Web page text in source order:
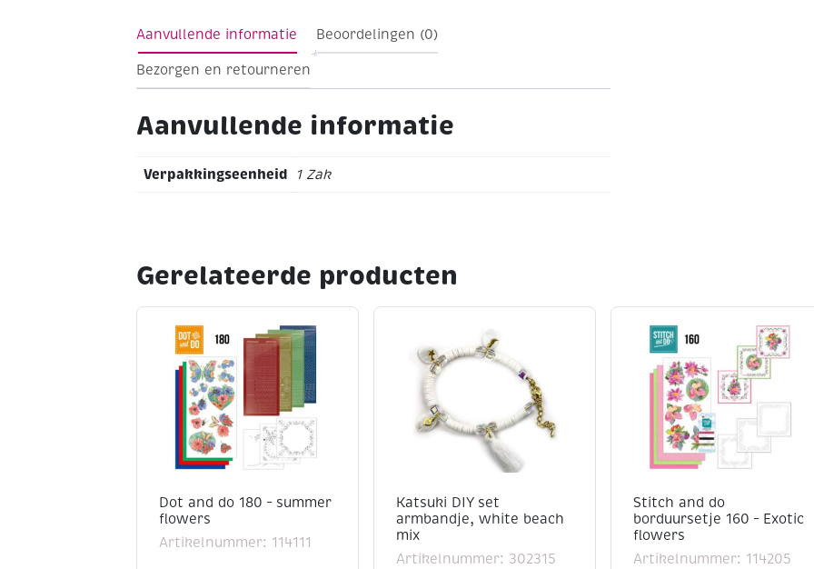
Aanvullende informatie Beoordelingen (0)
Bezorgen en retourneren
Aanvullende informatie
Verpakkingseenheid 1 Zak
Gerelateerde producten
Dot and do 180 – summer
flowers
Artikelnummer: 114111
Katsuki DIY set
armbandje, white beach
mix
Artikelnummer: 302315
Stitch and do
borduursetje 160 – Exotic
flowers
Artikelnummer: 114205